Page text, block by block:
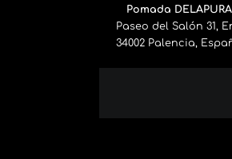
Pomada DELAPURA
Paseo del Salón 31,
34002 Palencia,